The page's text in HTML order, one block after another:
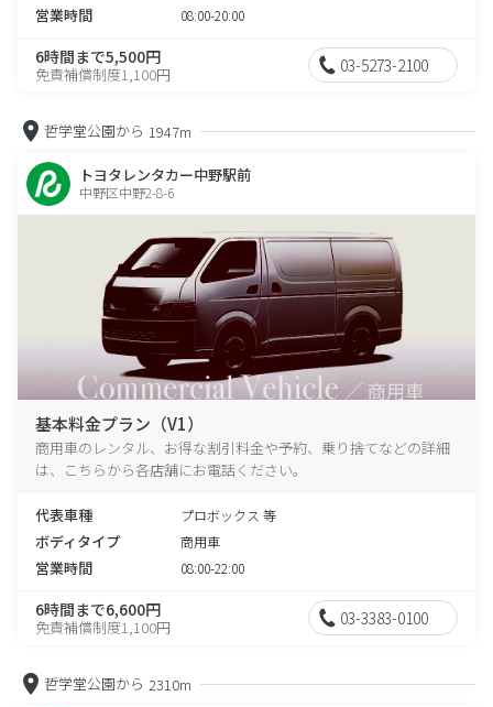
営業時間 08:00-20:00
6時間まで5,500円
免責補償制度1,100円 03-5273-2100
哲学堂公園から 1947m
トヨタレンタカー中野駅前
中野区中野2-8-6
基本料金プラン（V1）
商用車のレンタル、お得な割引料金や予約、乗り捨てなどの詳細
は、こちらから各店舗にお電話ください。
代表車種 プロボックス 等
ボディタイプ 商用車
営業時間 08:00-22:00
6時間まで6,600円
免責補償制度1,100円 03-3383-0100
哲学堂公園から 2310m